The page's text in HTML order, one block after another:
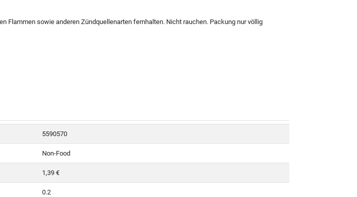
Flammen sowie anderen Zündquellenarten fernhalten. Nicht rauchen. Packung nur völlig
5590570
Non-Food
1,39 €
0.2